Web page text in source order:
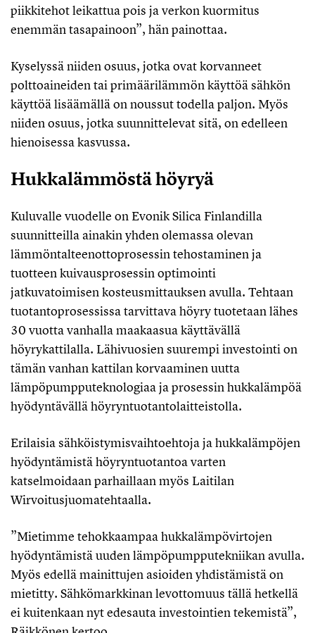
piikkitehot leikattua pois ja verkon kuormitus
enemmän tasapainoon”, hän painottaa.
Kyselyssä niiden osuus, jotka ovat korvanneet
polttoaineiden tai primäärilämmön käyttöä sähkön
käyttöä lisäämällä on noussut todella paljon. Myös
niiden osuus, jotka suunnittelevat sitä, on edelleen
hienoisessa kasvussa.
Hukkalämmöstä höyryä
Kuluvalle vuodelle on Evonik Silica Finlandilla
suunnitteilla ainakin yhden olemassa olevan
lämmöntalteenottoprosessin tehostaminen ja
tuotteen kuivausprosessin optimointi
jatkuvatoimisen kosteusmittauksen avulla. Tehtaan
tuotantoprosessissa tarvittava höyry tuotetaan lähes
30 vuotta vanhalla maakaasua käyttävällä
höyrykattilalla. Lähivuosien suurempi investointi on
tämän vanhan kattilan korvaaminen uutta
lämpöpumpputeknologiaa ja prosessin hukkalämpöä
hyödyntävällä höyryntuotantolaitteistolla.
Erilaisia sähköistymisvaihtoehtoja ja hukkalämpöjen
hyödyntämistä höyryntuotantoa varten
katselmoidaan parhaillaan myös Laitilan
Wirvoitusjuomatehtaalla.
”Mietimme tehokkaampaa hukkalämpövirtojen
hyödyntämistä uuden lämpöpumpputekniikan avulla.
Myös edellä mainittujen asioiden yhdistämistä on
mietitty. Sähkömarkkinan levottomuus tällä hetkellä
ei kuitenkaan nyt edesauta investointien tekemistä”,